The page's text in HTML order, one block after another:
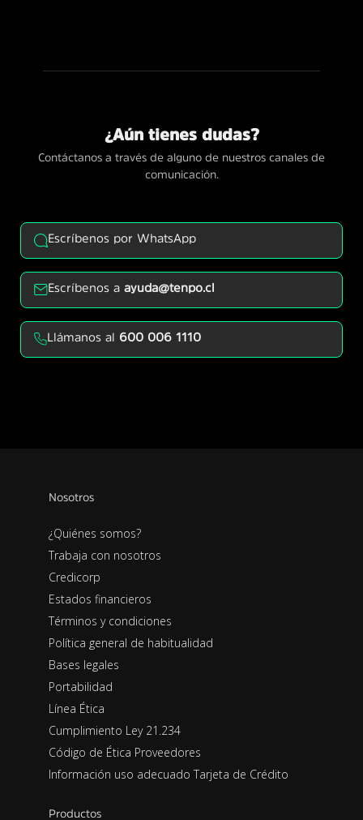
¿Aún tienes dudas?
Contáctanos a través de alguno de nuestros canales de
comunicación.
Escríbenos por WhatsApp
Escríbenos aayuda@tenpo.cl
Llámanos al 600 006 1110
Nosotros
¿Quiénes somos?
Trabaja con nosotros
Credicorp
Estados financieros
Términos y condiciones
Política general de habitualidad
Bases legales
Portabilidad
Línea Ética
Cumplimiento Ley 21.234
Código de Ética Proveedores
Información uso adecuado Tarjeta de Crédito
Productos